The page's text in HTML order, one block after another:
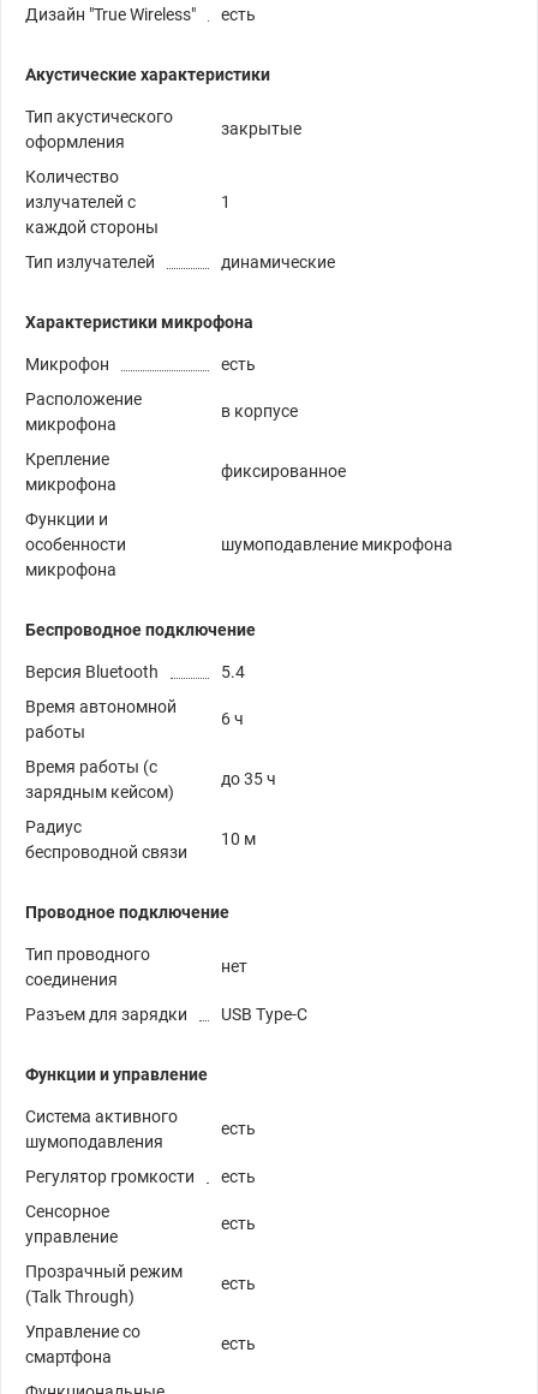
Дизайн "True Wireless"
есть
Акустические характеристики
Тип акустического
оформления
закрытые
Количество
излучателей с
каждой стороны
1
Тип излучателей динамические
Характеристики микрофона
Микрофон
есть
Расположение
микрофона
в корпусе
Крепление
микрофона
фиксированное
Функции и
особенности
микрофона
шумоподавление микрофона
Беспроводное подключение
Версия Bluetooth
5.4
Время автономной
работы
6 ч
Время работы (с
зарядным кейсом)
до 35 ч
Радиус
беспроводной связи
10 м
Проводное подключение
Тип проводного
соединения
нет
Разъем для зарядки USB Type-C
Функции и управление
Система активного
шумоподавления
есть
Регулятор громкости
есть
Сенсорное
управление
есть
Прозрачный режим
(Talk Through)
есть
Управление со
смартфона
есть